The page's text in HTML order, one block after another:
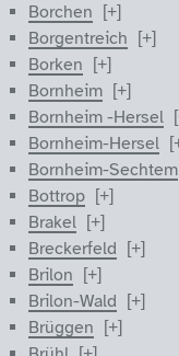
Borchen
Borgentreich
Borken
Bornheim
Bornheim -Hersel
Bornheim-Hersel
Bornheim-Sechtem
Bottrop
Brakel
Breckerfeld
Brilon
Brilon-Wald
Brüggen